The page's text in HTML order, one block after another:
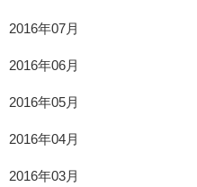
2016年07月
2016年06月
2016年05月
2016年04月
2016年03月